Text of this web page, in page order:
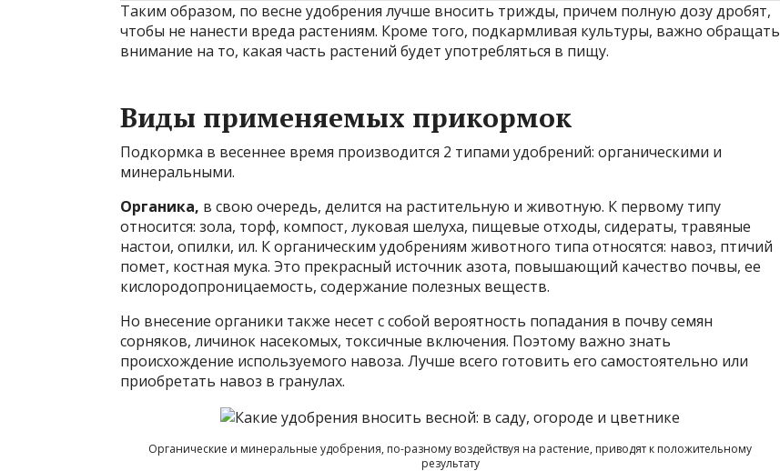
Таким образом, по весне удобрения лучше вносить трижды, причем полную дозу дробят,
чтобы не нанести вреда растениям. Кроме того, подкармливая культуры, важно обращать
внимание на то, какая часть растений будет употребляться в пищу.
Виды применяемых прикормок
Подкормка в весеннее время производится 2 типами удобрений: органическими и
минеральными.
Органика, в свою очередь, делится на растительную и животную. К первому типу
относится: зола, торф, компост, луковая шелуха, пищевые отходы, сидераты, травяные
настои, опилки, ил. К органическим удобрениям животного типа относятся: навоз, птичий
помет, костная мука. Это прекрасный источник азота, повышающий качество почвы, ее
кислородопроницаемость, содержание полезных веществ.
Но внесение органики также несет с собой вероятность попадания в почву семян
сорняков, личинок насекомых, токсичные включения. Поэтому важно знать
происхождение используемого навоза. Лучше всего готовить его самостоятельно или
приобретать навоз в гранулах.
Органические и минеральные удобрения, по-разному воздействуя на растение, приводят к положительному
результату